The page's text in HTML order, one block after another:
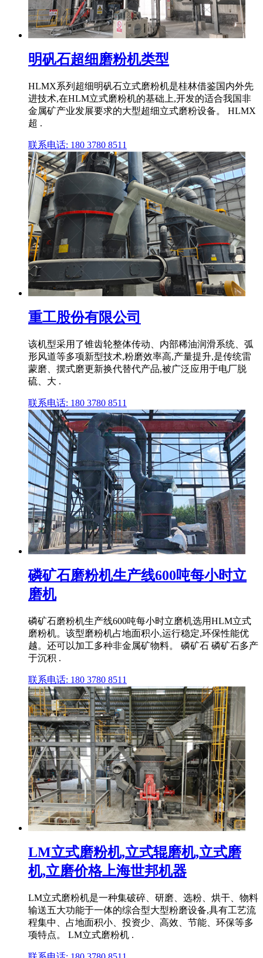
明矾石超细磨粉机类型
HLMX系列超细明矾石立式磨粉机是桂林借鉴国内外先
进技术,在HLM立式磨粉机的基础上,开发的适合我国非
金属矿产业发展要求的大型超细立式磨粉设备。 HLMX
超 .
联系电话: 180 3780 8511
重工股份有限公司
该机型采用了锥齿轮整体传动、内部稀油润滑系统、弧
形风道等多项新型技术,粉磨效率高,产量提升,是传统雷
蒙磨、摆式磨更新换代替代产品,被广泛应用于电厂脱
硫、大 .
联系电话: 180 3780 8511
磷矿石磨粉机生产线600吨每小时立
磨机
磷矿石磨粉机生产线600吨每小时立磨机选用HLM立式
磨粉机。该型磨粉机占地面积小,运行稳定,环保性能优
越。还可以加工多种非金属矿物料。 磷矿石 磷矿石多产
于沉积 .
联系电话: 180 3780 8511
LM立式磨粉机,立式辊磨机,立式磨
机,立磨价格上海世邦机器
LM立式磨粉机是一种集破碎、研磨、选粉、烘干、物料
输送五大功能于一体的综合型大型粉磨设备,具有工艺流
程集中、占地面积小、投资少、高效、节能、环保等多
项特点。 LM立式磨粉机 .